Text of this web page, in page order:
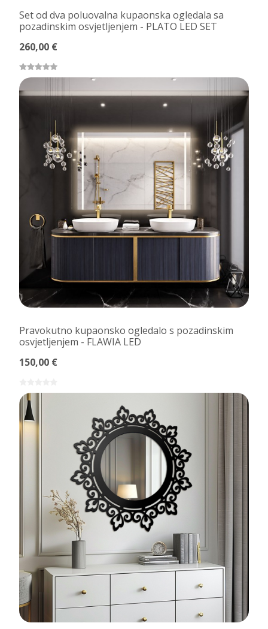
Set od dva poluovalna kupaonska ogledala sa
pozadinskim osvjetljenjem - PLATO LED SET
260,00 €
Pravokutno kupaonsko ogledalo s pozadinskim
osvjetljenjem - FLAWIA LED
150,00 €